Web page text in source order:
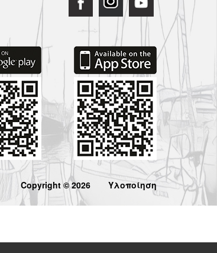
Copyright © 2026 Υλοποίηση